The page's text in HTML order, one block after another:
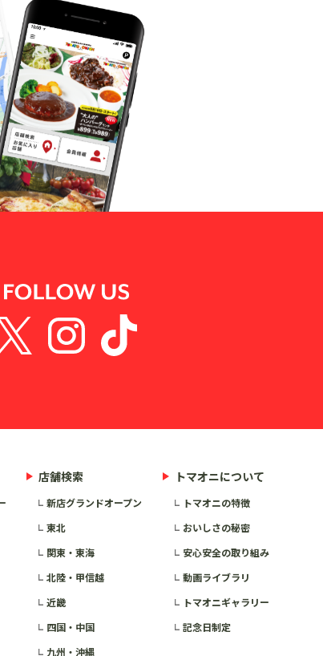
店舗検索
新店グランドオープン
東北
関東・東海
北陸・甲信越
近畿
四国・中国
九州・沖縄
トマオニについて
トマオニの特徴
おいしさの秘密
安心安全の取り組み
動画ライブラリ
トマオニギャラリー
記念日制定